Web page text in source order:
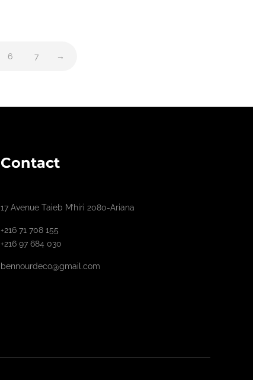
6 7 →
Contact
17 Avenue Taieb M’hiri 2080-Ariana
+216 71 708 155
+216 97 684 030
bennourdeco@gmail.com